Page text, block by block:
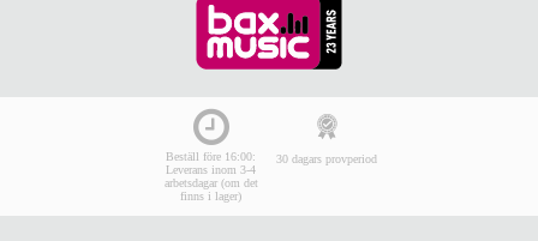
Beställ före 16:00:
Leverans inom 3-4
arbetsdagar (om det
finns i lager)
30 dagars provperiod